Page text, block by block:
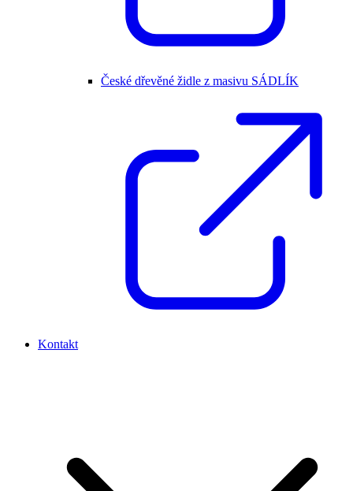
České dřevěné židle z masivu SÁDLÍK
Kontakt